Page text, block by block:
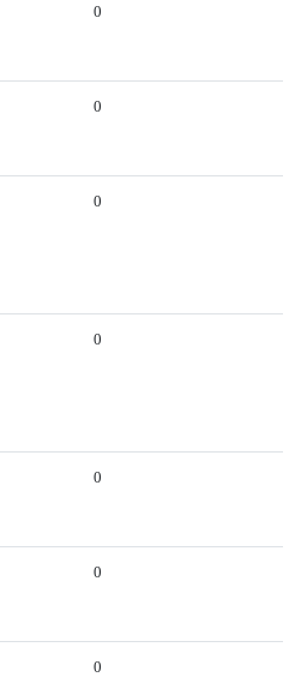
0
0
0
0
0
0
0